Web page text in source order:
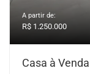
A partir de:
R$ 1.250.000
Casa à